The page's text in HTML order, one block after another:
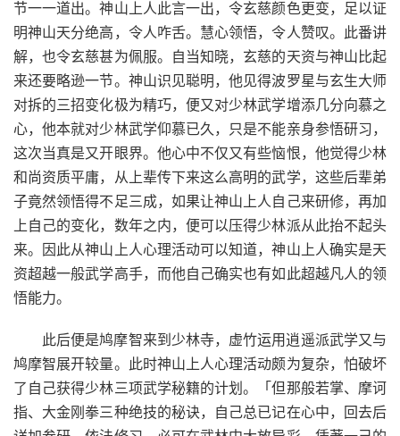
节一一道出。神山上人此言一出，令玄慈颜色更变，足以证
明神山天分绝高，令人咋舌。慧心领悟，令人赞叹。此番讲
解，也令玄慈甚为佩服。自当知晓，玄慈的天资与神山比起
来还要略逊一节。神山识见聪明，他见得波罗星与玄生大师
对拆的三招变化极为精巧，便又对少林武学增添几分向慕之
心，他本就对少林武学仰慕已久，只是不能亲身参悟研习，
这次当真是又开眼界。他心中不仅又有些恼恨，他觉得少林
和尚资质平庸，从上辈传下来这么高明的武学，这些后辈弟
子竟然领悟得不足三成，如果让神山上人自己来研修，再加
上自己的变化，数年之内，便可以压得少林派从此抬不起头
来。因此从神山上人心理活动可以知道，神山上人确实是天
资超越一般武学高手，而他自己确实也有如此超越凡人的领
悟能力。
此后便是鸠摩智来到少林寺，虚竹运用逍遥派武学又与
鸠摩智展开较量。此时神山上人心理活动颇为复杂，怕破坏
了自己获得少林三项武学秘籍的计划。「但那般若掌、摩诃
指、大金刚拳三种绝技的秘诀，自己总已记在心中，回去后